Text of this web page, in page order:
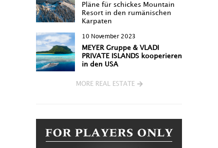
Pläne für schickes Mountain
Resort in den rumänischen
Karpaten
10 November 2023
MEYER Gruppe & VLADI
PRIVATE ISLANDS kooperieren
in den USA
MORE REAL ESTATE